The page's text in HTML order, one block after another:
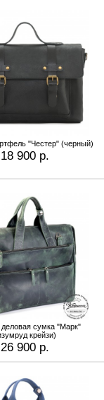
"Честер" (черный)
18 900 р.
деловая сумка "Марк"
крейзи)
26 900 р.